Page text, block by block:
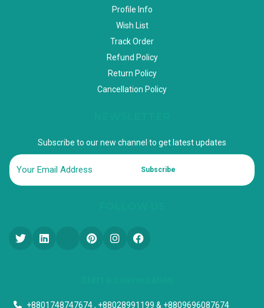
Profile Info
Wish List
Track Order
Refund Policy
Return Policy
Cancellation Policy
Subscribe to our new channel to get latest updates
Subscribe
+8801748747674 , +88028991199 & +8809696087674